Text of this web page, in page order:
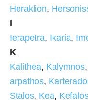
Heraklion,
I
Ierapetra, Ikaria,
K
Kalithea, Kalymnos,
arpathos,
Stalos, Kea, Kefalos